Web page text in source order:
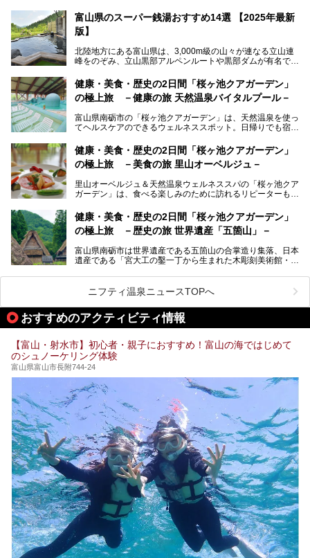
の「黒部・宇奈月温泉 やまのは」。
自慢の眺望、温泉、居心地の良い客室、ビュッフェ式の食事
ます。日常から少し離れて、山懐で自然に癒されたいと思う
方にぴったりの温泉です。冬なら雪景色も絵になりますよ。
───
提供元：オリックス・ホテルマネジメント株式会社【PR】
この記事は黒部・宇奈月温泉 やまのはのPR記事です。
富山県のスーパー銭湯おすすめ14選 【2025年最新
版】
北陸地方にある富山県は、3,000m級の山々が連なる立山連
峰をのぞみ、立山黒部アルペンルートや黒部ダムが有名で
の（新鮮な）海の幸も見逃せません！
北陸新幹線が開業し、実は東京からも2時間ほどでアクセス
のいい天然温泉が豊富で、すぐにでも出かけたくなる施設が
満載ですよ。
健康・美食・歴史の2日間「桜ヶ池クアガーデン」
の極上旅 －健康の旅 天然温泉バイタルプール－
富山県南砺市の「桜ヶ池クアガーデン」は、天然温泉を使っ
てヘルスケアのできるウェルネススポット。日帰りでも宿泊
るので、ゆったり楽しみながら美しく健康に。
そんな「桜ヶ池クアガーデン」の天然温泉バイタルプールと
ートしたいと思います。
健康・美食・歴史の2日間「桜ヶ池クアガーデン」
の極上旅 －美食の旅 里山オーベルジュ－
里山オーベルジュ＆天然温泉ウェルネススパの「桜ヶ池クア
ガーデン」は、食べる楽しみのために訪れるリピーターも多
月、水はフレンチ、火、木は和食、土日はその両方がランチ
とディナーで味わえます。オリジナルのスイーツも評判で
す。
そんな「桜ヶ池クアガーデン」に宿泊して、食を満喫してき
たのでじっくりご紹介します！
健康・美食・歴史の2日間「桜ヶ池クアガーデン」
の極上旅 －歴史の旅 世界遺産「五箇山」－
富山県南砺市は世界遺産である五箇山の合掌造り集落、日本
遺産である「宮大工の鑿一丁から生まれた木彫刻美術館・井
小京都・城端と、とても魅力的な観光スポットがたくさんあ
ります。
城端の郊外に建つ里山オーベルジュ＆温泉ウェルネススパ
「桜ヶ池クアガーデン」に泊まって、歴史の旅にお出かけし
てみませんか？
ニフティ温泉ニュースTOPへ
おすすめのアクティビティ情報
【富山・射水市】初心者・親子におすすめ！富山の海ではじめて
のシュノーケリング体験
富山県富山市長附744-24